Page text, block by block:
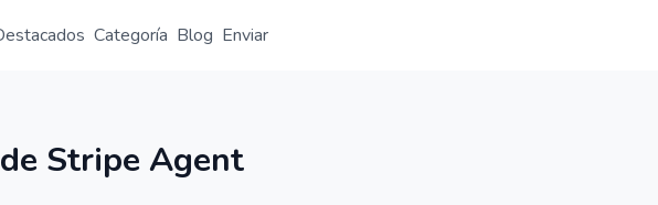
Categoría Blog Enviar
Stripe Agent